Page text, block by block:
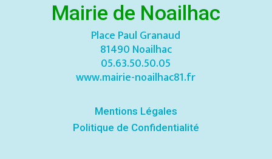
Mairie de Noailhac
Place Paul Granaud
81490 Noailhac
05.63.50.50.05
www.mairie-noailhac81.fr
Mentions Légales
Politique de Confidentialité